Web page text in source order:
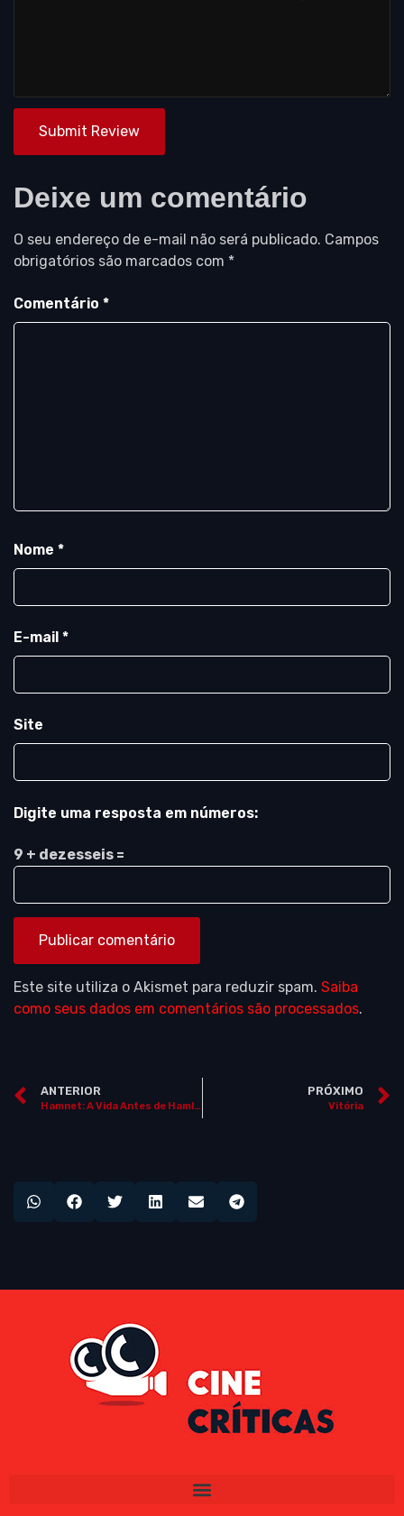
Submit Review
Deixe um comentário
O seu endereço de e-mail não será publicado. Campos
obrigatórios são marcados com *
Comentário *
Nome *
E-mail *
Site
Digite uma resposta em números:
9 + dezesseis =
Este site utiliza o Akismet para reduzir spam. Saiba
como seus dados em comentários são processados.
ANTERIOR
Hamnet: A Vida Antes de Hamlet (“Hamnet”)
PRÓXIMO
Vitória